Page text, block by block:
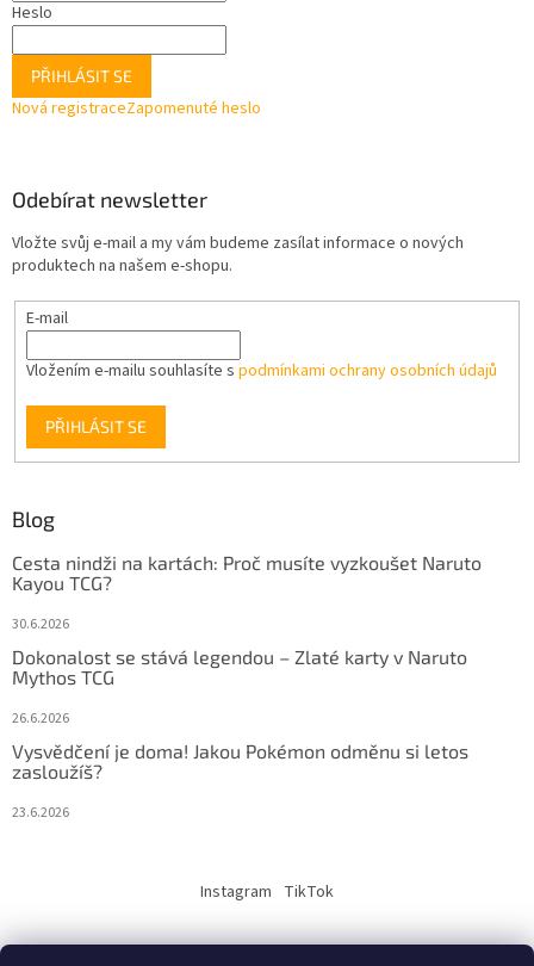
Heslo
PŘIHLÁSIT SE
Nová registraceZapomenuté heslo
Odebírat newsletter
Vložte svůj e-mail a my vám budeme zasílat informace o nových
produktech na našem e-shopu.
E-mail
Vložením e-mailu souhlasíte s podmínkami ochrany osobních údajů
PŘIHLÁSIT SE
Blog
Cesta nindži na kartách: Proč musíte vyzkoušet Naruto
Kayou TCG?
30.6.2026
Dokonalost se stává legendou – Zlaté karty v Naruto
Mythos TCG
26.6.2026
Vysvědčení je doma! Jakou Pokémon odměnu si letos
zasloužíš?
23.6.2026
Instagram TikTok